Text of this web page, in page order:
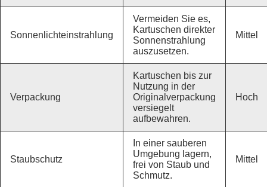
Sonnenlichteinstrahlung
Vermeiden Sie es,
Kartuschen direkter
Sonnenstrahlung
auszusetzen.
Mittel
Verpackung
Kartuschen bis zur
Nutzung in der
Originalverpackung
versiegelt
aufbewahren.
Hoch
Staubschutz
In einer sauberen
Umgebung lagern,
frei von Staub und
Schmutz.
Mittel